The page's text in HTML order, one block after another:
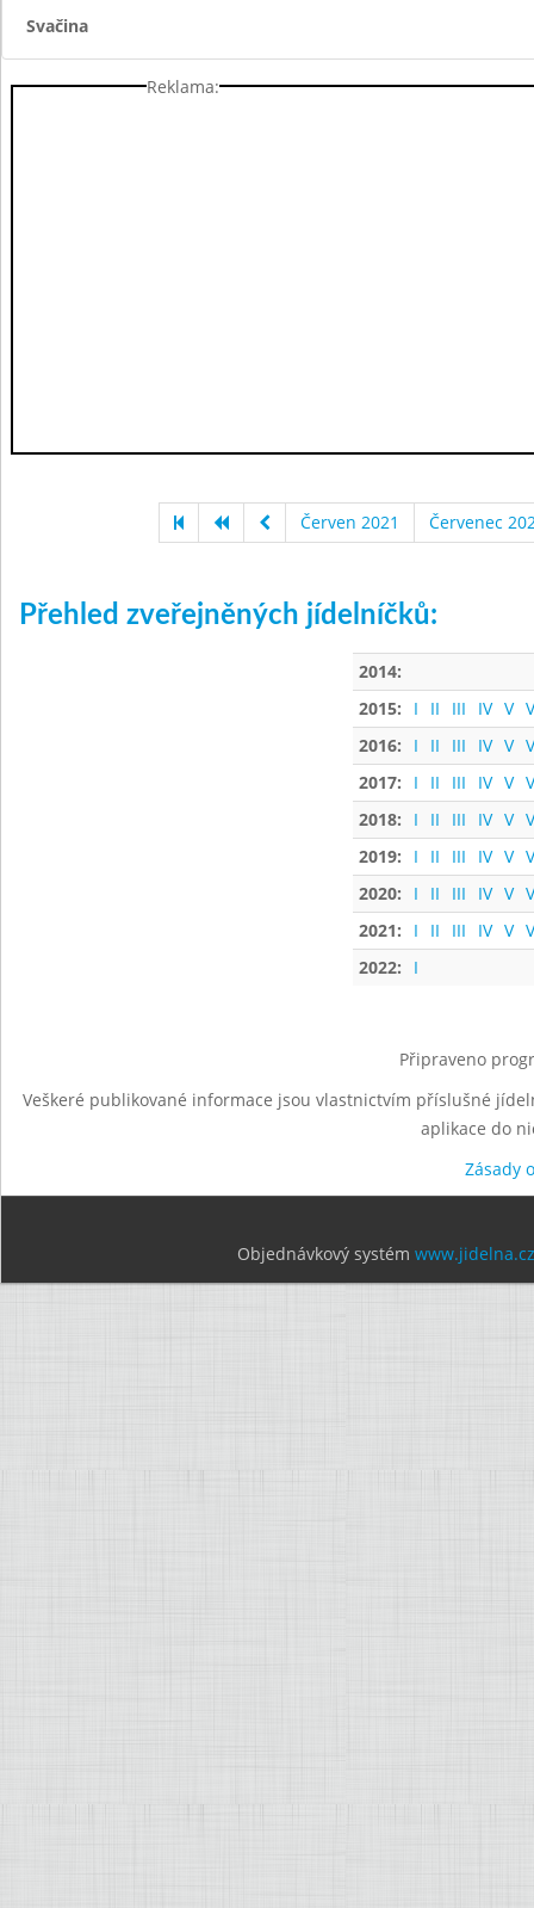
Svačina
Reklama:
Červen 2021 Červenec
Přehled zveřejněných jídelníčků:
2014:
2015:
I II III IV V
2016:
I II III IV V
2017:
I II III IV V
2018:
I II III IV V
2019:
I II III IV V
2020:
I II III IV V
2021:
I II III IV V
2022:
I
Připraveno
Veškeré publikované informace jsou vlastnictvím příslušné
aplikace do
Zásady
Objednávkový systém www.jidelna.cz